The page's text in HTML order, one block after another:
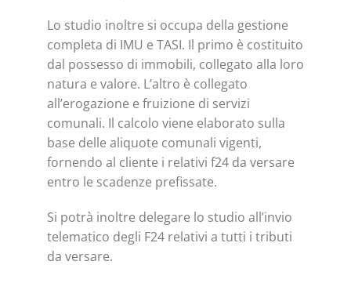
Lo studio inoltre si occupa della gestione
completa di IMU e TASI. Il primo è costituito
dal possesso di immobili, collegato alla loro
natura e valore. L’altro è collegato
all’erogazione e fruizione di servizi
comunali. Il calcolo viene elaborato sulla
base delle aliquote comunali vigenti,
fornendo al cliente i relativi f24 da versare
entro le scadenze prefissate.
Si potrà inoltre delegare lo studio all’invio
telematico degli F24 relativi a tutti i tributi
da versare.